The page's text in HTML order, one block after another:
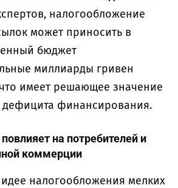
налогообложение
может приносить в
бюджет
миллиарды гривен
имеет решающее значение
дефицита финансирования.
на потребителей и
коммерции
налогообложения мелких